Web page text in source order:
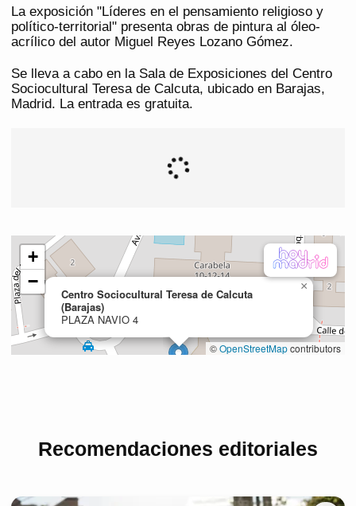
La exposición "Líderes en el pensamiento religioso y
político-territorial" presenta obras de pintura al óleo-
acrílico del autor Miguel Reyes Lozano Gómez.
Se lleva a cabo en la Sala de Exposiciones del Centro
Sociocultural Teresa de Calcuta, ubicado en Barajas,
Madrid. La entrada es gratuita.
Recomendaciones editoriales